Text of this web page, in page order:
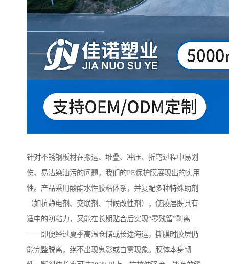
针对不锈钢板材在搬运、堆叠、冲压、折弯过程中易划
伤、易沾染油污的问题，我们的PE保护膜展现出的实用
性。产品采用酸酯水性胶粘体系，并复配多种特殊助剂
（如抗静电剂、交联剂、耐候改性剂），使胶层既具有
适中的初粘力，又能在长期贴合后实现“零残留”剥离
——即便经过夏季高温仓储或长途海运，撕膜时胶层仍
能完整脱离，绝不出现鬼影或白雾现象。膜体本身韧